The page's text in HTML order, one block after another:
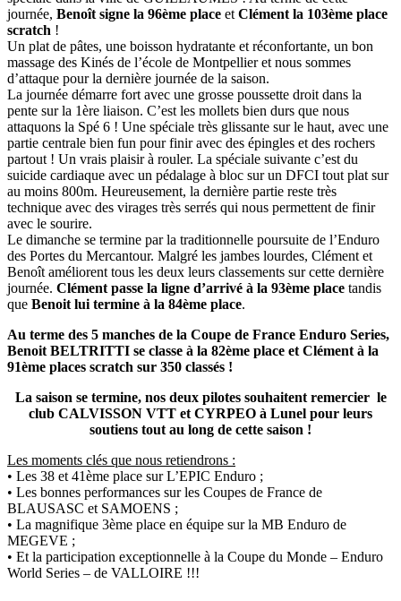
journée, Benoît signe la 96ème place et Clément la 103ème place
scratch !
Un plat de pâtes, une boisson hydratante et réconfortante, un bon
massage des Kinés de l’école de Montpellier et nous sommes
d’attaque pour la dernière journée de la saison.
La journée démarre fort avec une grosse poussette droit dans la
pente sur la 1ère liaison. C’est les mollets bien durs que nous
attaquons la Spé 6 ! Une spéciale très glissante sur le haut, avec une
partie centrale bien fun pour finir avec des épingles et des rochers
partout ! Un vrais plaisir à rouler. La spéciale suivante c’est du
suicide cardiaque avec un pédalage à bloc sur un DFCI tout plat sur
au moins 800m. Heureusement, la dernière partie reste très
technique avec des virages très serrés qui nous permettent de finir
avec le sourire.
Le dimanche se termine par la traditionnelle poursuite de l’Enduro
des Portes du Mercantour. Malgré les jambes lourdes, Clément et
Benoît améliorent tous les deux leurs classements sur cette dernière
journée. Clément passe la ligne d’arrivé à la 93ème place tandis
que Benoit lui termine à la 84ème place.
Au terme des 5 manches de la Coupe de France Enduro Series,
Benoit BELTRITTI se classe à la 82ème place et Clément à la
91ème places scratch sur 350 classés !
La saison se termine, nos deux pilotes souhaitent remercier le
club CALVISSON VTT et CYRPEO à Lunel pour leurs
soutiens tout au long de cette saison !
Les moments clés que nous retiendrons :
• Les 38 et 41ème place sur L’EPIC Enduro ;
• Les bonnes performances sur les Coupes de France de
BLAUSASC et SAMOENS ;
• La magnifique 3ème place en équipe sur la MB Enduro de
MEGEVE ;
• Et la participation exceptionnelle à la Coupe du Monde – Enduro
World Series – de VALLOIRE !!!